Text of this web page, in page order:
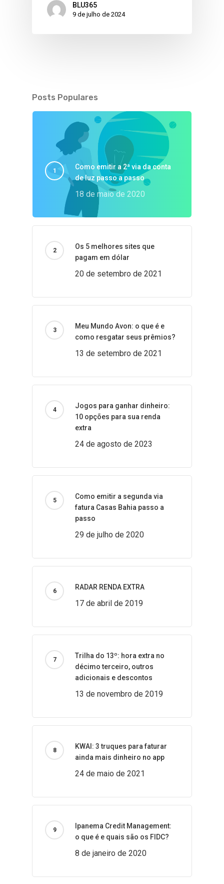
BLU365
9 de julho de 2024
Posts Populares
Como emitir a 2ª via da conta
de luz passo a passo
18 de maio de 2020
Os 5 melhores sites que
pagam em dólar
20 de setembro de 2021
Meu Mundo Avon: o que é e
como resgatar seus prêmios?
13 de setembro de 2021
Jogos para ganhar dinheiro:
10 opções para sua renda
extra
24 de agosto de 2023
Como emitir a segunda via
fatura Casas Bahia passo a
passo
29 de julho de 2020
RADAR RENDA EXTRA
17 de abril de 2019
Trilha do 13º: hora extra no
décimo terceiro, outros
adicionais e descontos
13 de novembro de 2019
KWAI: 3 truques para faturar
ainda mais dinheiro no app
24 de maio de 2021
Ipanema Credit Management:
o que é e quais são os FIDC?
8 de janeiro de 2020